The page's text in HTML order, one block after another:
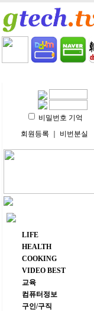
비밀번호 기억
회원등록
비번분실
주요 메뉴
LIFE
HEALTH
COOKING
VIDEO BEST
교육
컴퓨터정보
구인/구직